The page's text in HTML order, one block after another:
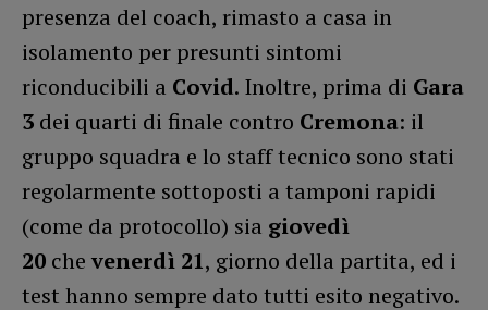
presenza del coach, rimasto a casa in
isolamento per presunti sintomi
riconducibili a Covid. Inoltre, prima di Gara
3 dei quarti di finale contro Cremona: il
gruppo squadra e lo staff tecnico sono stati
regolarmente sottoposti a tamponi rapidi
(come da protocollo) sia giovedì
20 che venerdì 21, giorno della partita, ed i
test hanno sempre dato tutti esito negativo.